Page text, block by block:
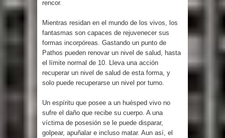
rencor.
Mientras residan en el mundo de los vivos, los
fantasmas son capaces de rejuvenecer sus
formas incorpóreas. Gastando un punto de
Pathos pueden renovar un nivel de salud, hasta
el límite normal de 10. Lleva una acción
recuperar un nivel de salud de esta forma, y
solo puede recuperarse un nivel por turno.
Un espíritu que posee a un huésped vivo no
sufre el daño que recibe su cuerpo. A una
víctima de posesión se le puede disparar,
golpear, apuñalar e incluso matar. Aun así, el